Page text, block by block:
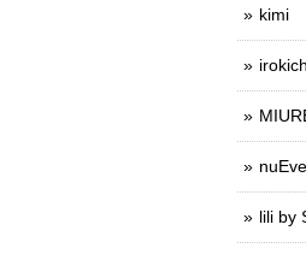
kimi
nuEve
lili by